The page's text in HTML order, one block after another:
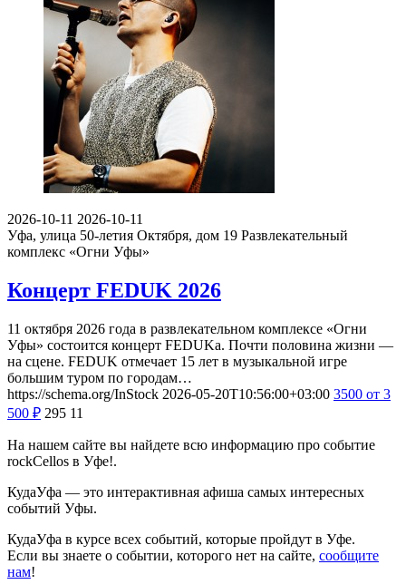
2026-10-11 2026-10-11
Уфа, улица 50-летия Октября, дом 19 Развлекательный
комплекс «Огни Уфы»
Концерт FEDUK 2026
11 октября 2026 года в развлекательном комплексе «Огни
Уфы» состоится концерт FEDUKа. Почти половина жизни —
на сцене. FEDUK отмечает 15 лет в музыкальной игре
большим туром по городам…
https://schema.org/InStock 2026-05-20T10:56:00+03:00 3500 от 3
500 ₽ 295 11
На нашем сайте вы найдете всю информацию про событие
rockCellos в Уфе!.
КудаУфа — это интерактивная афиша самых интересных
событий Уфы.
КудаУфа в курсе всех событий, которые пройдут в Уфе.
Если вы знаете о событии, которого нет на сайте, сообщите
нам!